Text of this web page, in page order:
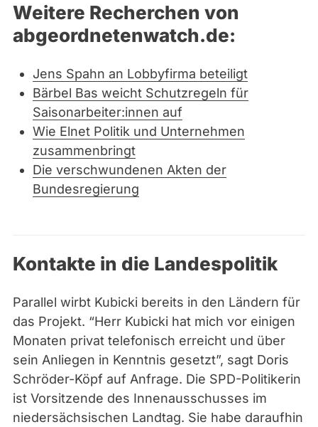
Weitere Recherchen von
abgeordnetenwatch.de:
Jens Spahn an Lobbyfirma beteiligt
Bärbel Bas weicht Schutzregeln für
Saisonarbeiter:innen auf
Wie Elnet Politik und Unternehmen
zusammenbringt
Die verschwundenen Akten der
Bundesregierung
Kontakte in die Landespolitik
Parallel wirbt Kubicki bereits in den Ländern für
das Projekt. “Herr Kubicki hat mich vor einigen
Monaten privat telefonisch erreicht und über
sein Anliegen in Kenntnis gesetzt”, sagt Doris
Schröder-Köpf auf Anfrage. Die SPD-Politikerin
ist Vorsitzende des Innenausschusses im
niedersächsischen Landtag. Sie habe daraufhin